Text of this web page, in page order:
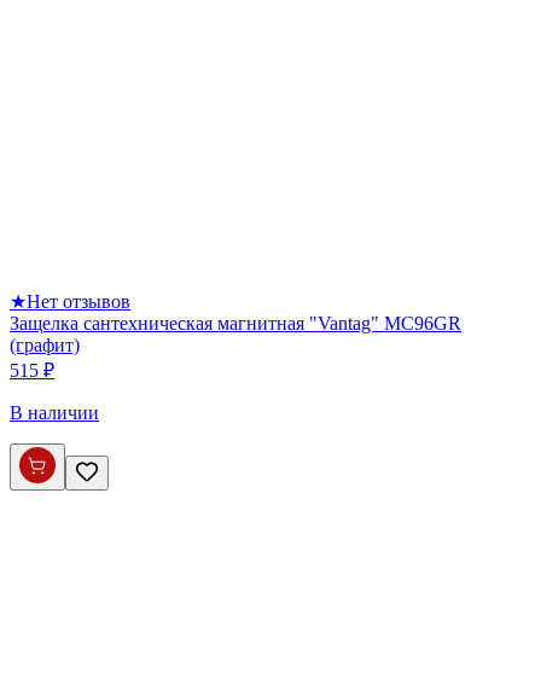
★Нет отзывов
Защелка сантехническая магнитная "Vantag" MC96GR
(графит)
515 ₽
В наличии